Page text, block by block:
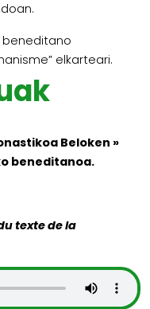
beneditano
elkarteari.
Beloken »
beneditanoa.
texte de la